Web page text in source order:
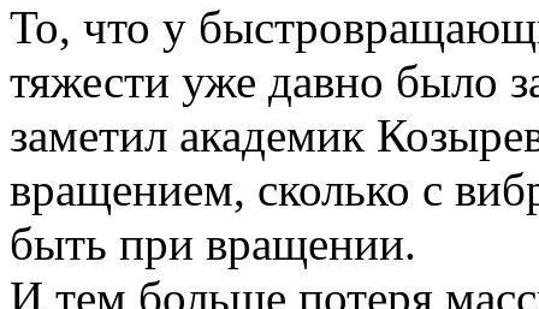
То, что у
тяжести уже давно было
заметил академик
вращением, сколько с
быть при вращении.
И тем больше потеря